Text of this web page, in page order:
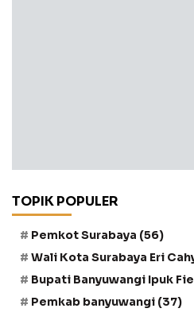
TOPIK POPULER
Pemkot Surabaya (56)
Wali Kota Surabaya Eri
Bupati Banyuwangi Ipuk
Pemkab banyuwangi (37)